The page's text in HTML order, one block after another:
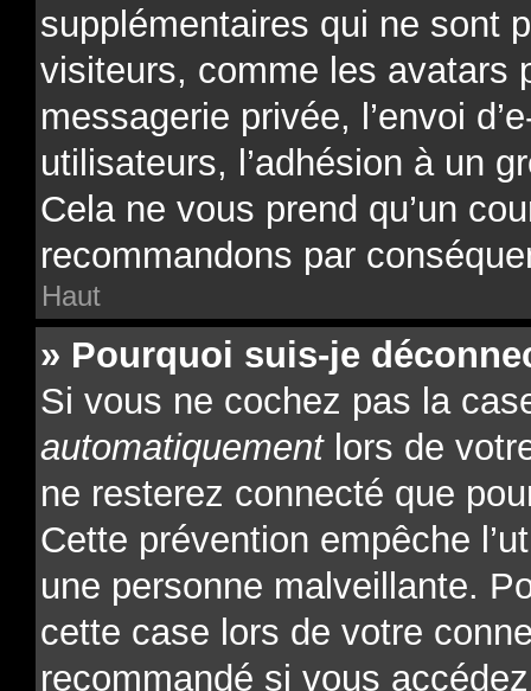
supplémentaires qui ne sont
visiteurs, comme les avatars
messagerie privée, l’envoi
utilisateurs, l’adhésion à un
Cela ne vous prend qu’un
recommandons par
Haut
» Pourquoi suis-je
Si vous ne cochez pas la
automatiquementlors de
ne resterez connecté que
Cette prévention empêche
une personne malveillante.
cette case lors de votre
recommandé si vous